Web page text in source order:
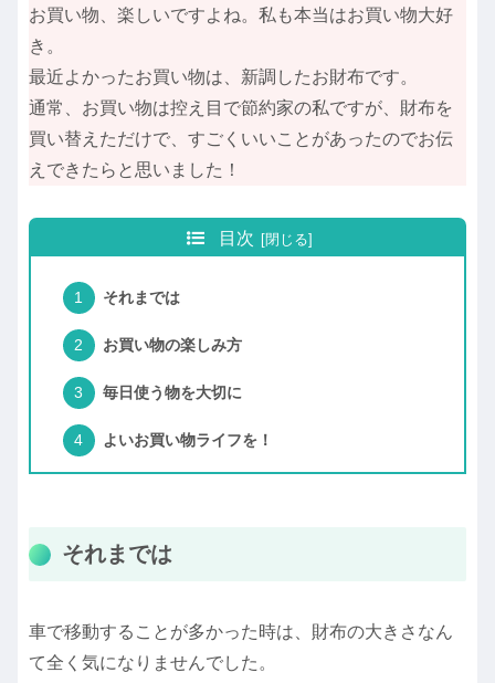
お買い物、楽しいですよね。私も本当はお買い物大好
き。
最近よかったお買い物は、新調したお財布です。
通常、お買い物は控え目で節約家の私ですが、財布を
買い替えただけで、すごくいいことがあったのでお伝
えできたらと思いました！
目次
それまでは
お買い物の楽しみ方
毎日使う物を大切に
よいお買い物ライフを！
それまでは
車で移動することが多かった時は、財布の大きさなん
て全く気になりませんでした。